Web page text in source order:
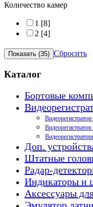
Количество камер
1 [8]
2 [4]
Сбросить
Каталог
Бортовые
Видеорегистратор
Доп.
Штатные
Радар-
Индикаторы и
Аксессуары